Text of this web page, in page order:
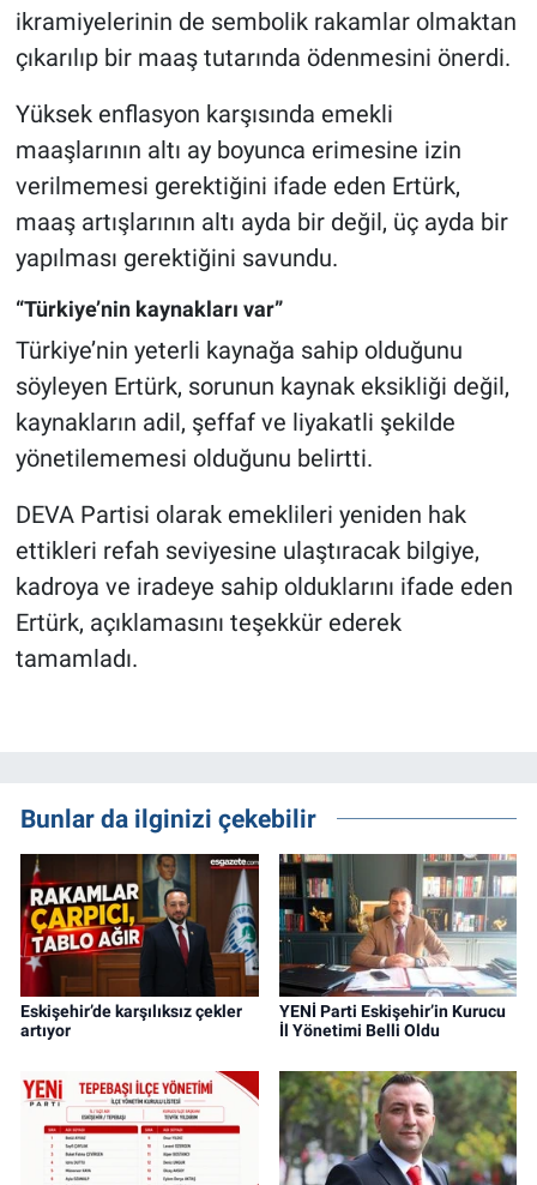
ikramiyelerinin de sembolik rakamlar olmaktan
çıkarılıp bir maaş tutarında ödenmesini önerdi.
Yüksek enflasyon karşısında emekli
maaşlarının altı ay boyunca erimesine izin
verilmemesi gerektiğini ifade eden Ertürk,
maaş artışlarının altı ayda bir değil, üç ayda bir
yapılması gerektiğini savundu.
“Türkiye’nin kaynakları var”
Türkiye’nin yeterli kaynağa sahip olduğunu
söyleyen Ertürk, sorunun kaynak eksikliği değil,
kaynakların adil, şeffaf ve liyakatli şekilde
yönetilememesi olduğunu belirtti.
DEVA Partisi olarak emeklileri yeniden hak
ettikleri refah seviyesine ulaştıracak bilgiye,
kadroya ve iradeye sahip olduklarını ifade eden
Ertürk, açıklamasını teşekkür ederek
tamamladı.
Bunlar da ilginizi çekebilir
Eskişehir’de karşılıksız çekler
artıyor
YENİ Parti Eskişehir’in Kurucu
İl Yönetimi Belli Oldu